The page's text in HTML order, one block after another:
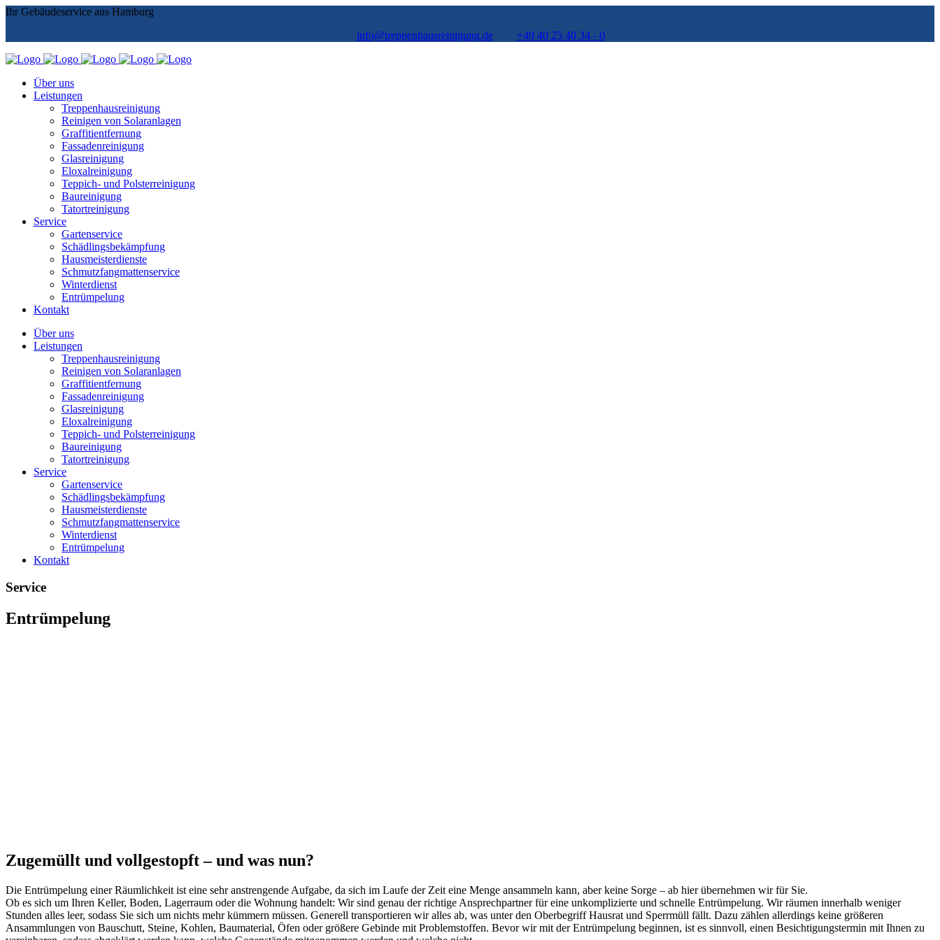
Ihr Gebäudeservice aus Hamburg
info@treppenhausreinigung.de
+49 40 25 40 34 - 0
Über uns
Leistungen
Treppenhausreinigung
Reinigen von Solaranlagen
Graffitientfernung
Fassadenreinigung
Glasreinigung
Eloxalreinigung
Teppich- und Polsterreinigung
Baureinigung
Tatortreinigung
Service
Gartenservice
Schädlingsbekämpfung
Hausmeisterdienste
Schmutzfangmattenservice
Winterdienst
Entrümpelung
Kontakt
Über uns
Leistungen
Treppenhausreinigung
Reinigen von Solaranlagen
Graffitientfernung
Fassadenreinigung
Glasreinigung
Eloxalreinigung
Teppich- und Polsterreinigung
Baureinigung
Tatortreinigung
Service
Gartenservice
Schädlingsbekämpfung
Hausmeisterdienste
Schmutzfangmattenservice
Winterdienst
Entrümpelung
Kontakt
Service
Entrümpelung
Zugemüllt und vollgestopft – und was nun?
Die Entrümpelung einer Räumlichkeit ist eine sehr anstrengende Aufgabe, da sich im Laufe der Zeit eine Menge ansammeln kann, aber keine Sorge – ab hier übernehmen wir für Sie.
Ob es sich um Ihren Keller, Boden, Lagerraum oder die Wohnung handelt: Wir sind genau der richtige Ansprechpartner für eine unkomplizierte und schnelle Entrümpelung. Wir räumen innerhalb weniger
Stunden alles leer, sodass Sie sich um nichts mehr kümmern müssen. Generell transportieren wir alles ab, was unter den Oberbegriff Hausrat und Sperrmüll fällt. Dazu zählen allerdings keine größeren
Ansammlungen von Bauschutt, Steine, Kohlen, Baumaterial, Öfen oder größere Gebinde mit Problemstoffen. Bevor wir mit der Entrümpelung beginnen, ist es sinnvoll, einen Besichtigungstermin mit Ihnen zu